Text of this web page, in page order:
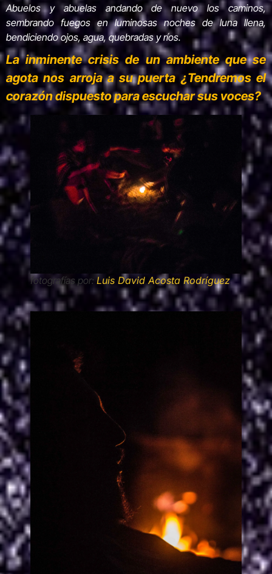
Abuelos y abuelas andando de nuevo los caminos,
sembrando fuegos en luminosas noches de luna llena,
bendiciendo ojos, agua, quebradas y ríos.
La inminente crisis de un ambiente que se
agota nos arroja a su puerta ¿Tendremos el
corazón dispuesto para escuchar sus voces?
fotografías por: Luis David Acosta Rodríguez